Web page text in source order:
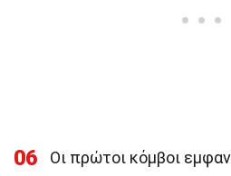
06
Οι πρώτοι κόμβοι